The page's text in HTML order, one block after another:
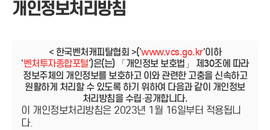
개인정보처리방침
< 한국벤처캐피탈협회 >('www.vcs.go.kr'이하
'벤처투자종합포털')은(는) 「개인정보 보호법」 제30조에 따라
정보주체의 개인정보를 보호하고 이와 관련한 고충을 신속하고
원활하게 처리할 수 있도록 하기 위하여 다음과 같이 개인정보
처리방침을 수립·공개합니다.
이 개인정보처리방침은 2023년 1월 16일부터 적용됩니
다.